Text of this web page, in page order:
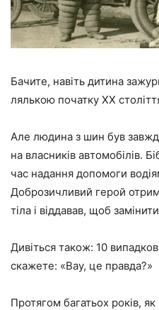
Бачите, навіть дитина
лялькою початку XX
Але людина з шин був
на власників автомобілів.
час надання допомоги
Доброзичливий герой
тіла і віддавав, щоб
Дивіться також: 10
скажете: «Вау, це правда?»
Протягом багатьох років, як